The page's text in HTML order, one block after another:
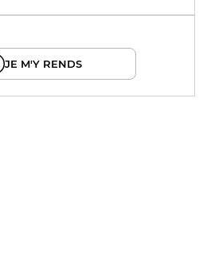
JE M'Y RENDS